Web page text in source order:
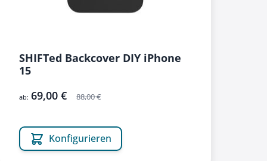
SHIFTed Backcover DIY iPhone
15
88,00 €
ab: 69,00 €
Konfigurieren